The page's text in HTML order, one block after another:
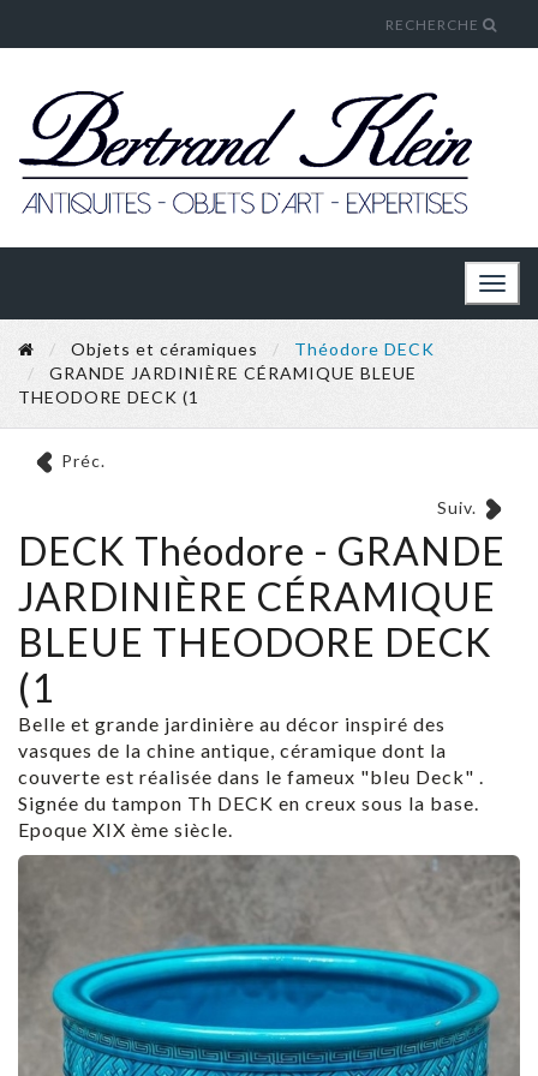
RECHERCHE
Objets et céramiques
Théodore DECK
GRANDE JARDINIÈRE CÉRAMIQUE BLEUE
THEODORE DECK (1
Préc.
Suiv.
DECK Théodore - GRANDE
JARDINIÈRE CÉRAMIQUE
BLEUE THEODORE DECK
(1
Belle et grande jardinière au décor inspiré des
vasques de la chine antique, céramique dont la
couverte est réalisée dans le fameux "bleu Deck" .
Signée du tampon Th DECK en creux sous la base.
Epoque XIX ème siècle.